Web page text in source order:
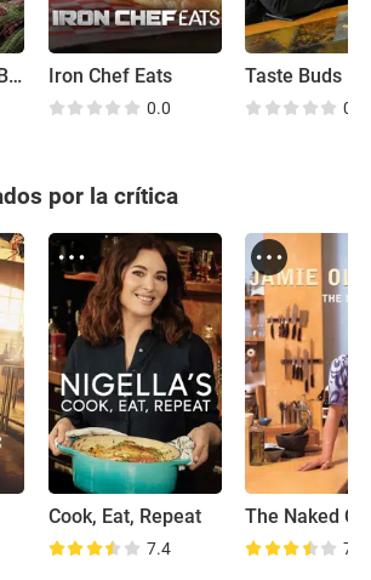
Private Chefs of Beverly Hills Iron Chef Eats
0.0
Taste Buds
0.0
por la crítica
Cook, Eat, Repeat
7.4
The Naked
7.5